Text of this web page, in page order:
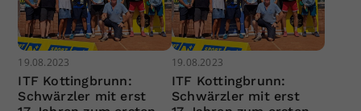
19.08.2023
ITF Kottingbrunn:
Schwärzler mit erst
19.08.2023
ITF Kottingbrunn:
Schwärzler mit erst